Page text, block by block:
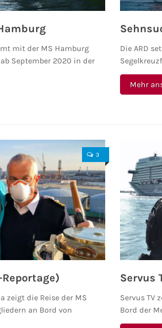
mit der MS Hamburg
September 2020 in der
Die ARD
Mehr
3
zeigt die Reise der MS
an Bord von
Servus
Servus TV
Bord der